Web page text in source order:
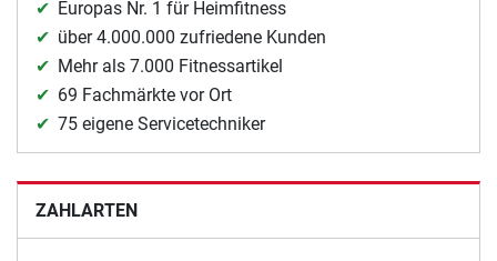
Europas Nr. 1 für Heimfitness
über 4.000.000 zufriedene Kunden
Mehr als 7.000 Fitnessartikel
69 Fachmärkte vor Ort
75 eigene Servicetechniker
ZAHLARTEN